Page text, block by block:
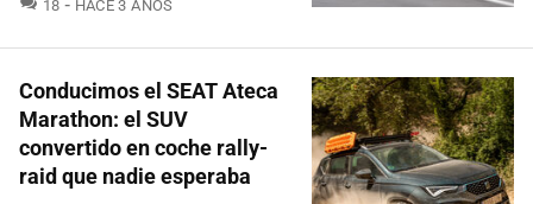
18 HACE 3 AÑOS
Conducimos el SEAT Ateca
Marathon: el SUV
convertido en coche rally-
raid que nadie esperaba